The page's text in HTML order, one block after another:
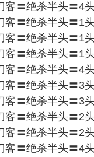
客〓绝杀半头〓4
客〓绝杀半头〓1
客〓绝杀半头〓1
客〓绝杀半头〓1
客〓绝杀半头〓4
客〓绝杀半头〓3
客〓绝杀半头〓3
客〓绝杀半头〓2
客〓绝杀半头〓2
客〓绝杀半头〓4